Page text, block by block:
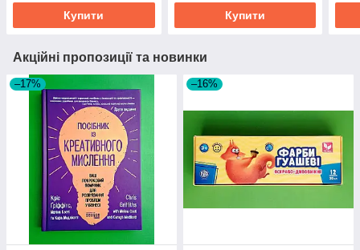
Купити Купити
Акційні пропозиції та новинки
–17% –16%